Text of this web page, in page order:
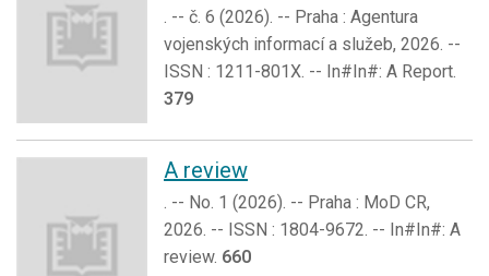
. -- č. 6 (2026). -- Praha : Agentura
vojenských informací a služeb, 2026. --
ISSN : 1211-801X. -- In#In#: A Report.
379
A review
. -- No. 1 (2026). -- Praha : MoD CR,
2026. -- ISSN : 1804-9672. -- In#In#: A
review. 660